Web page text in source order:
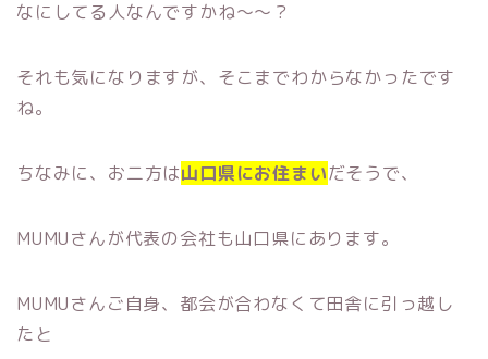
なにしてる人なんですかね〜〜？
それも気になりますが、そこまでわからなかったです
ね。
ちなみに、お二方は山口県にお住ま いだそうで、
MUMUさんが代表の会社も山口県にあります。
MUMUさんご自身、都会が合わなくて田舎に引っ越し
たと